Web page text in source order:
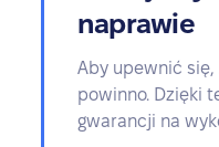
naprawie
Aby upewnić się,
powinno. Dzięki
gwarancji na